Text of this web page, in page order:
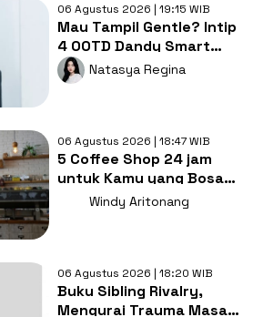
06 Agustus 2026 | 19:15 WIB
Mau Tampil Gentle? Intip
4 OOTD Dandy Smart
Casual ala Kang Hoon
Natasya Regina
06 Agustus 2026 | 18:47 WIB
5 Coffee Shop 24 jam
untuk Kamu yang Bosan
Nugas di Kos
Windy Aritonang
06 Agustus 2026 | 18:20 WIB
Buku Sibling Rivalry,
Mengurai Trauma Masa